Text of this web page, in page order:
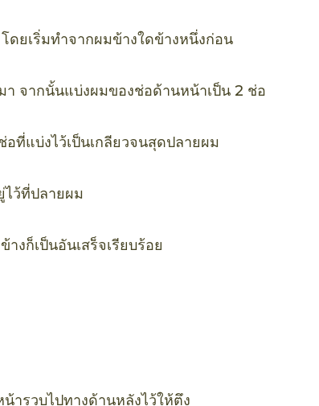
ดยเริ่มทำจากผมข้างใดข้างหนึ่งก่อน
จากนั้นแบ่งผมของช่อด้านหน้าเป็น 2 ช่อ
ที่แบ่งไว้เป็นเกลียวจนสุดปลายผม
ว้ที่ปลายผม
งก็เป็นอันเสร็จเรียบร้อย
ารวบไปทางด้านหลังไว้ให้ตึง